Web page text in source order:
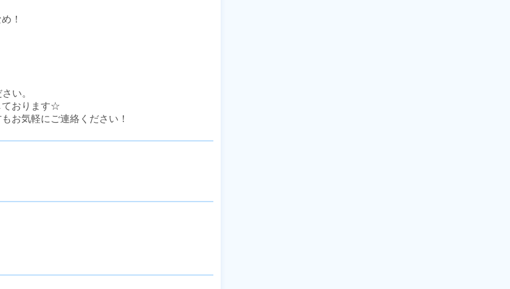
！
い。
ております☆
お気軽にご連絡ください！